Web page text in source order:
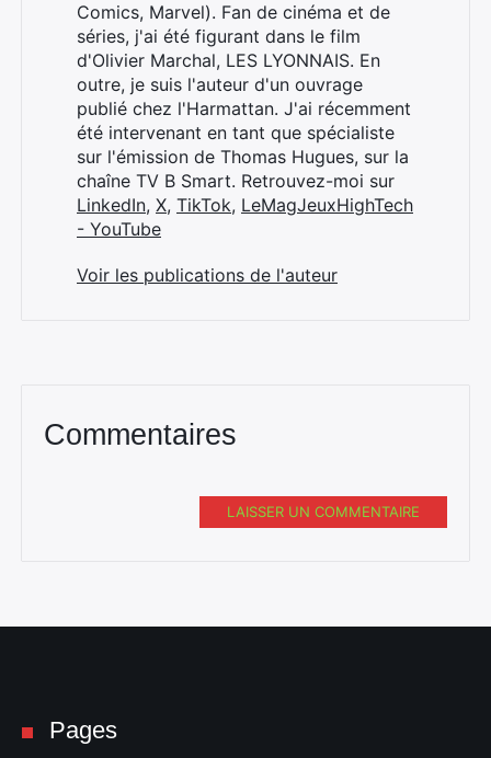
Comics, Marvel). Fan de cinéma et de
séries, j'ai été figurant dans le film
d'Olivier Marchal, LES LYONNAIS. En
outre, je suis l'auteur d'un ouvrage
publié chez l'Harmattan. J'ai récemment
été intervenant en tant que spécialiste
sur l'émission de Thomas Hugues, sur la
chaîne TV B Smart. Retrouvez-moi sur
LinkedIn, X, TikTok, LeMagJeuxHighTech
- YouTube
Voir les publications de l'auteur
Commentaires
LAISSER UN COMMENTAIRE
Pages